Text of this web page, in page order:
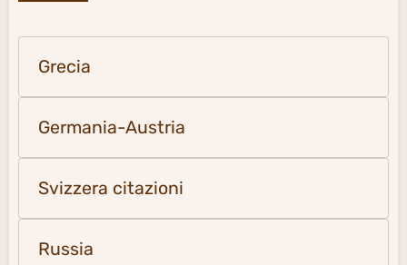
Grecia
Germania-Austria
Svizzera citazioni
Russia